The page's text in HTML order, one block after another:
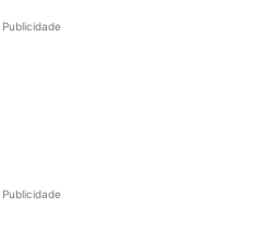
Publicidade
Publicidade